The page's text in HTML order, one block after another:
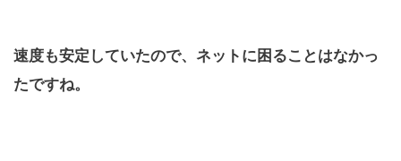
速度も安定していたので、ネットに困ることはなかっ
たですね。